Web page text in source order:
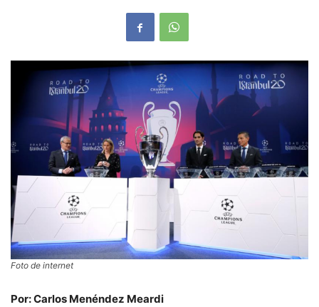
Foto de internet
Por: Carlos Menéndez Meardi